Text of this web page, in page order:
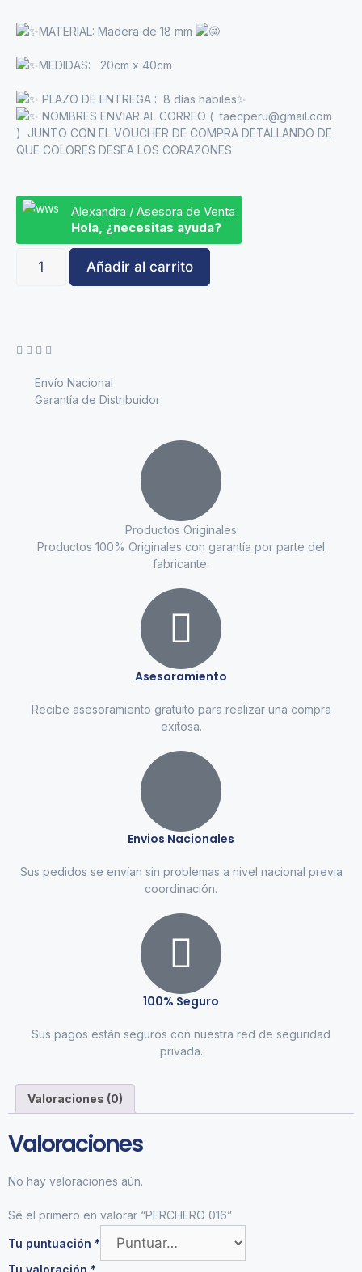
MATERIAL: Madera de 18 mm
MEDIDAS: 20cm x 40cm
PLAZO DE ENTREGA : 8 días habiles✨
NOMBRES ENVIAR AL CORREO ( taecperu@gmail.com
) JUNTO CON EL VOUCHER DE COMPRA DETALLANDO DE
QUE COLORES DESEA LOS CORAZONES
Alexandra / Asesora de Venta
Hola, ¿necesitas ayuda?
Añadir al carrito
Envío Nacional
Garantía de Distribuidor
Productos Originales
Productos 100% Originales con garantía por parte del
fabricante.
Asesoramiento
Recibe asesoramiento gratuito para realizar una compra
exitosa.
Envios Nacionales
Sus pedidos se envían sin problemas a nivel nacional previa
coordinación.
100% Seguro
Sus pagos están seguros con nuestra red de seguridad
privada.
Valoraciones (0)
Valoraciones
No hay valoraciones aún.
Sé el primero en valorar “PERCHERO 016”
Tu puntuación *
Tu valoración *